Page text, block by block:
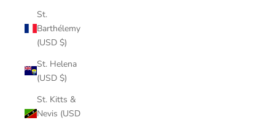
St.
Barthélemy
(USD $)
St. Helena
(USD $)
St. Kitts &
Nevis (USD